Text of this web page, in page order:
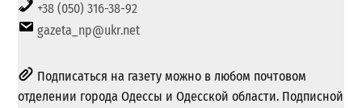
+38 (050) 316-38-92
gazeta_np@ukr.net
Подписаться на газету можно в любом почтовом
отделении города Одессы и Одесской области. Подписной